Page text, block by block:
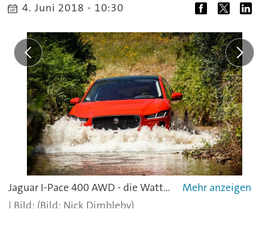
4. Juni 2018 - 10:30
Jaguar I-Pace 400 AWD - die Wattiefe liegt bei immerhin einem halben Meter.
(Bild: Nick Dimbleby)